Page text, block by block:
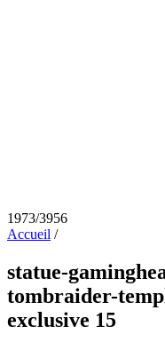
1973/3956
Accueil /
statue-
tombraider-
exclusive 15